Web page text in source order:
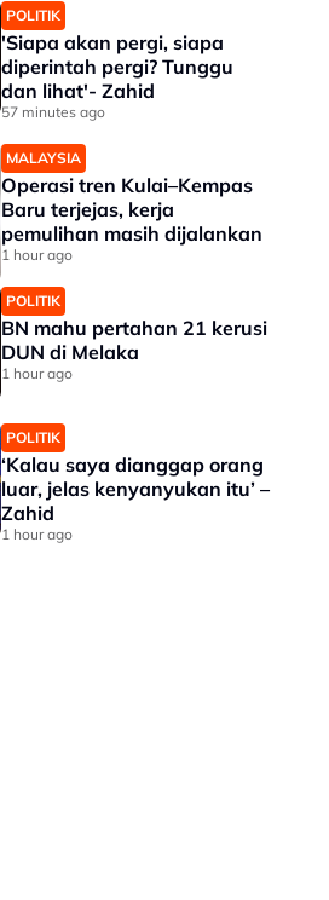
POLITIK
'Siapa akan pergi, siapa
diperintah pergi? Tunggu
dan lihat'- Zahid
57 minutes ago
MALAYSIA
Operasi tren Kulai–Kempas
Baru terjejas, kerja
pemulihan masih dijalankan
1 hour ago
POLITIK
BN mahu pertahan 21 kerusi
DUN di Melaka
1 hour ago
POLITIK
‘Kalau saya dianggap orang
luar, jelas kenyanyukan itu’ –
Zahid
1 hour ago